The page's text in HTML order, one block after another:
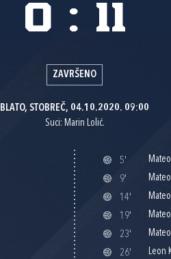
0 : 11
ZAVRŠENO
BLATO, STOBREČ, 04.10.2020. 09:00
Suci: Marin Lolić.
5'
9'
14'
19'
23'
26'
Leon